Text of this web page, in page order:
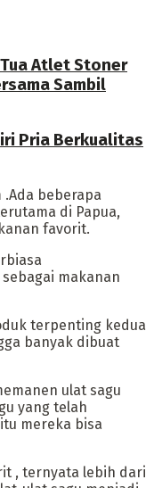
Atlet Stoner
Sambil
Pria Berkualitas
.Ada beberapa
di Papua,
favorit.
makanan
terpenting kedua
banyak dibuat
ulat sagu
yang telah
mereka bisa
, ternyata lebih dari